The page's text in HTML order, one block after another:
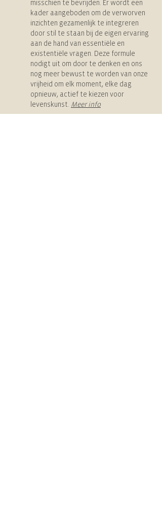
misschien te bevrijden. Er wordt een
kader aangeboden om de verworven
inzichten gezamenlijk te integreren
door stil te staan bij de eigen ervaring
aan de hand van essentiële en
existentiële vragen. Deze formule
nodigt uit om door te denken en ons
nog meer bewust te worden van onze
vrijheid om elk moment, elke dag
opnieuw, actief te kiezen voor
levenskunst. Meer info